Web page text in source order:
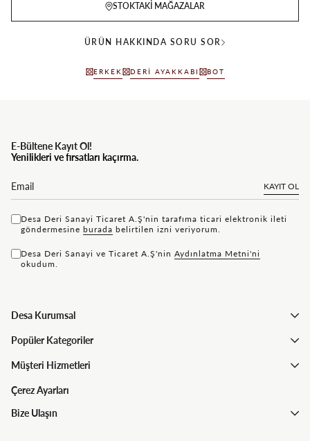
STOKTAKI MAĞAZALAR
ÜRÜN HAKKINDA SORU SOR
ERKEK DERI AYAKKABI BOT
E-Bültene Kayıt Ol!
Yenilikleri ve fırsatları kaçırma.
KAYIT OL
Desa Deri Sanayi Ticaret A.Ş'nin tarafıma ticari elektronik ileti
göndermesine bu rada belirtilen izni veriyorum.
Desa Deri Sanayi ve Ticaret A.Ş'nin Aydınlatma Metni'ni
okudum.
Desa Kurumsal
Popüler Kategoriler
Müşteri Hizmetleri
Çerez Ayarları
Bize Ulaşın